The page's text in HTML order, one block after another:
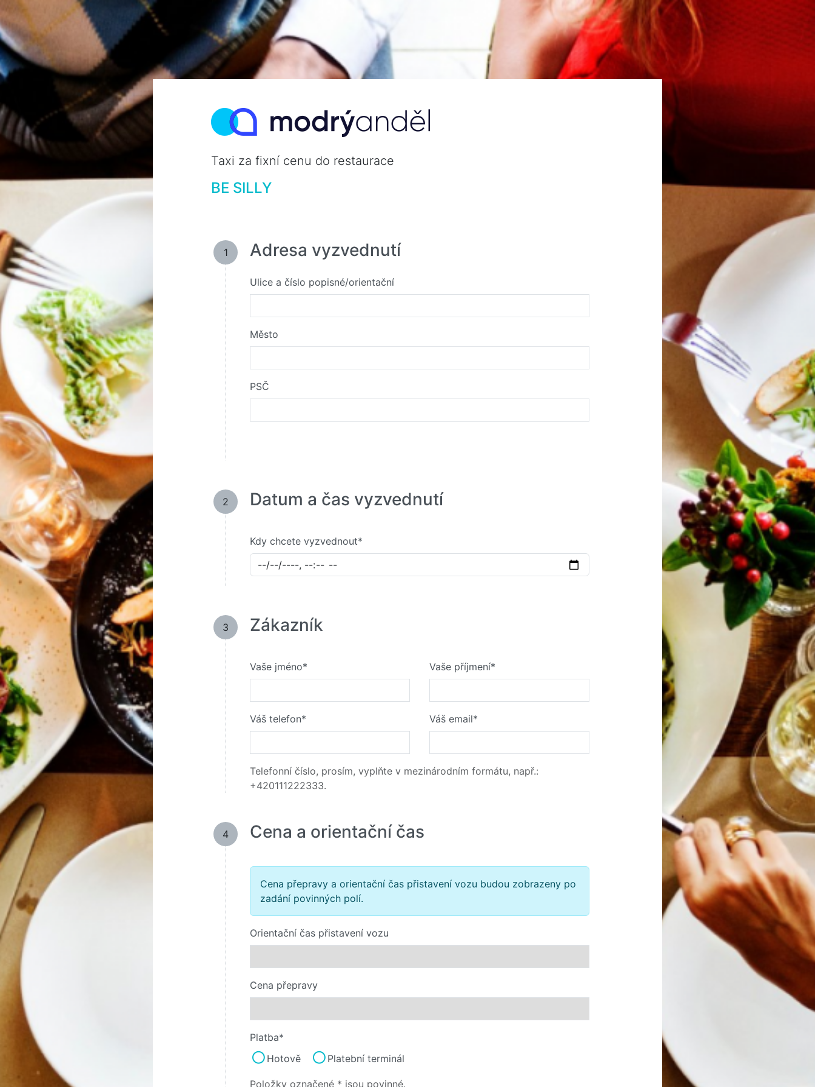
Taxi za fixní cenu do restaurace
BE SILLY
1 Adresa vyzvednutí
Ulice a číslo popisné/orientační
Město
PSČ
2 Datum a čas vyzvednutí
Kdy chcete vyzvednout*
3 Zákazník
Vaše jméno* Vaše příjmení*
Váš telefon* Váš email*
Telefonní číslo, prosím, vyplňte v mezinárodním formátu, např.:
+420111222333.
4 Cena a orientační čas
Cena přepravy a orientační čas přistavení vozu budou zobrazeny po
zadání povinných polí.
Orientační čas přistavení vozu
Cena přepravy
Platba*
Hotově
Platební terminál
Položky označené * jsou povinné.